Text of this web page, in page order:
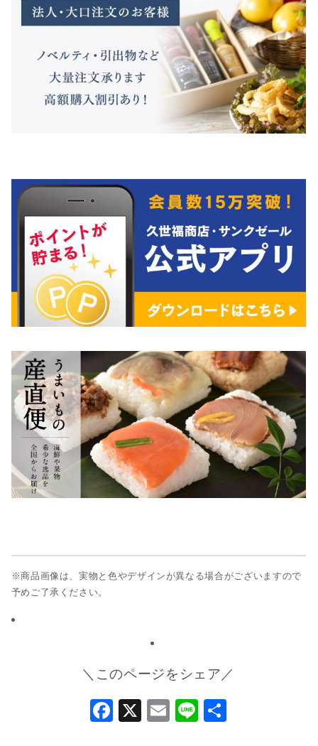
※商品画像は、実物と色やデザインが異なる場合がございますので
予めご了承ください。
＼このページをシェア／
Facebook
X Email
Line